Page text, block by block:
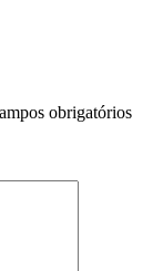
obrigatórios